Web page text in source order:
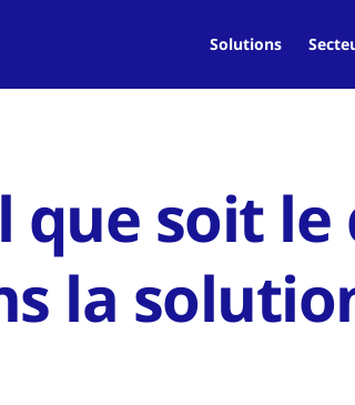
Solutions
que soit le
la